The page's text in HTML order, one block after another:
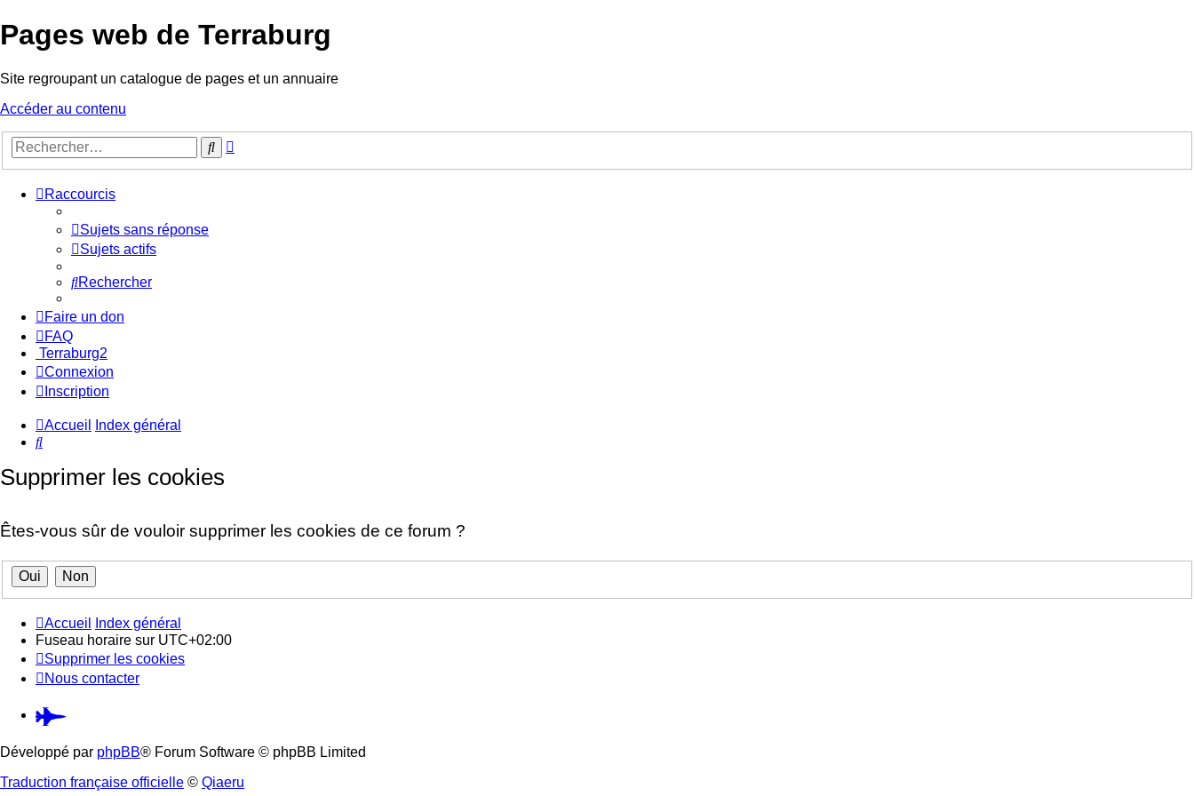
Pages web de Terraburg
Site regroupant un catalogue de pages et un annuaire
Accéder au contenu
Rechercher
Raccourcis
Sujets sans réponse
Sujets actifs
Rechercher
Faire un don
FAQ
Terraburg2
Connexion
Inscription
Accueil
Index général
Rechercher
Supprimer les cookies
Êtes-vous sûr de vouloir supprimer les cookies de ce forum ?
Accueil
Index général
Fuseau horaire sur UTC+02:00
Supprimer les cookies
Nous contacter
Pardus.at
(S’ouvre
Développé par phpBB® Forum Software © phpBB Limited
Traduction française officielle © Qiaeru